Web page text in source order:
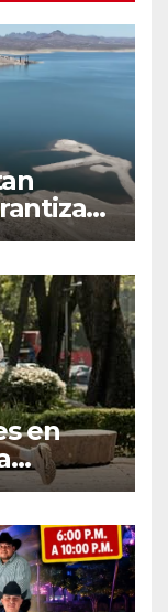
en
la